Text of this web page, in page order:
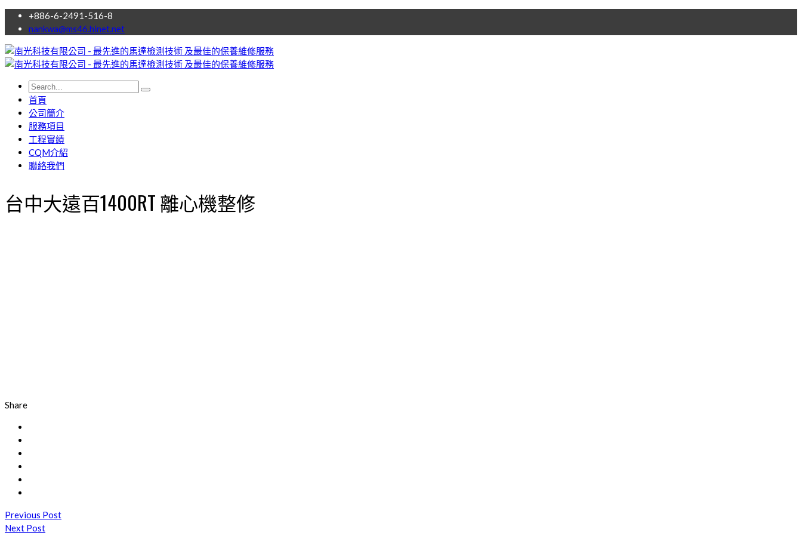
+886-6-2491-516-8
nankwa@ms46.hinet.net
首頁
公司簡介
服務項目
工程實績
CQM介紹
聯絡我們
台中大遠百1400RT 離心機整修
Share
Previous Post
Next Post